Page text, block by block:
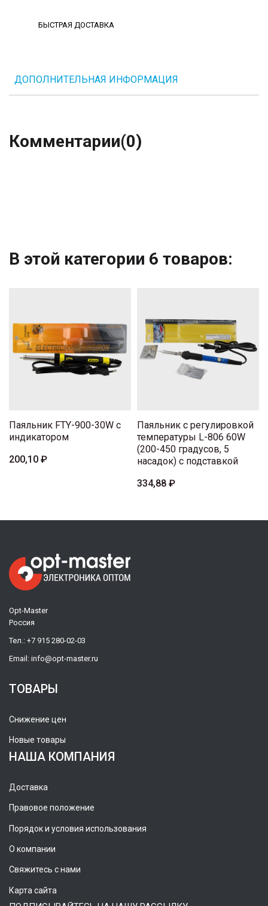
БЫСТРАЯ ДОСТАВКА
ДОПОЛНИТЕЛЬНАЯ ИНФОРМАЦИЯ
Комментарии(0)
В этой категории 6 товаров:
Паяльник FTY-900-30W с
индикатором
200,10 ₽
Паяльник с регулировкой
температуры L-806 60W
(200-450 градусов, 5
насадок) с подставкой
334,88 ₽
Opt-Master
Россия
Тел.: +7 915 280-02-03
Email: info@opt-master.ru
ТОВАРЫ
Снижение цен
Новые товары
НАША КОМПАНИЯ
Доставка
Правовое положение
Порядок и условия использования
О компании
Свяжитесь с нами
Карта сайта